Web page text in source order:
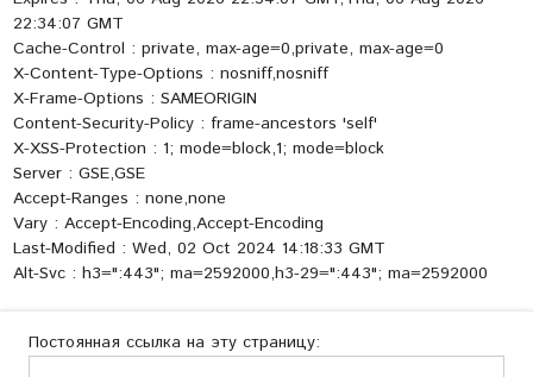
22:34:07 GMT
Cache-Control : private, max-age=0,private, max-age=0
X-Content-Type-Options : nosniff,nosniff
X-Frame-Options : SAMEORIGIN
Content-Security-Policy : frame-ancestors 'self'
X-XSS-Protection : 1; mode=block,1; mode=block
Server : GSE,GSE
Accept-Ranges : none,none
Vary : Accept-Encoding,Accept-Encoding
Last-Modified : Wed, 02 Oct 2024 14:18:33 GMT
Alt-Svc : h3=":443"; ma=2592000,h3-29=":443"; ma=2592000
Постоянная ссылка на эту страницу: